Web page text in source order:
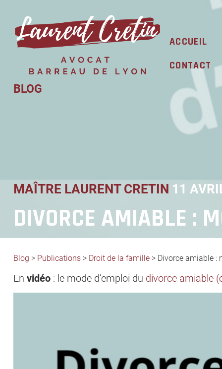
content
BLOG
ACCUEIL
CONTACT
MAÎTRE LAURENT CRETIN 11
DIVORCE AMIABLE :
Blog > Publications> Droit de la famille> Divorce amiable :
En vidéo: le mode d’emploi du divorce amiable